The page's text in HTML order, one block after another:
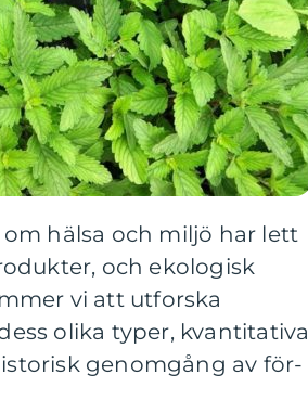
hälsa och miljö har lett
och ekologisk
vi att utforska
olika typer, kvantitativa
genomgång av för-